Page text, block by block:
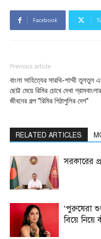
Facebook
Previous article
বাংলা সাহিত্যের সারথি-শাম্মী তুলতুল
ছোট্ট মেয়ে রিমির চোখে দেখা গ্রামবাংলার
জীবনের গল্প “রিমির পিঠাপুলির দেশ”
RELATED ARTICLES
সরকারের
‘পুরুষেরা
বিয়ে নিয়ে